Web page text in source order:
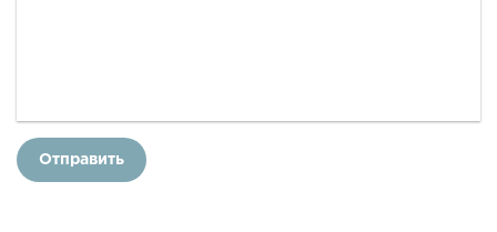
Отправить